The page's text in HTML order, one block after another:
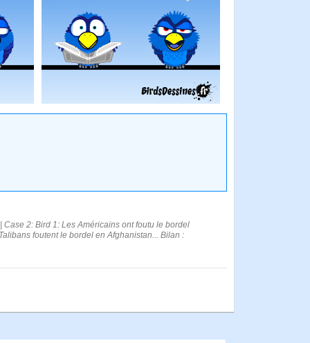
2: Bird 1: Les Américains ont foutu le bordel
foutent le bordel en Afghanistan... Bilan :